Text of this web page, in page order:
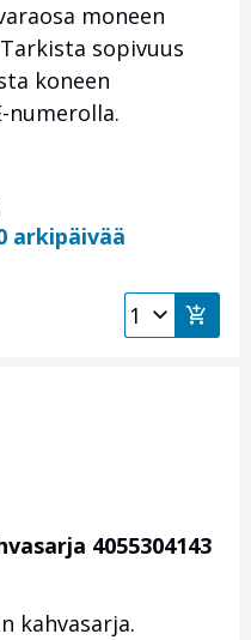
moneen
sopivuus
koneen
numerolla.
arkipäivää
4055304143
kahvasarja.